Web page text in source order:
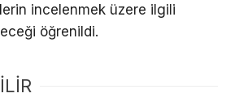
incelenmek üzere ilgili
öğrenildi.